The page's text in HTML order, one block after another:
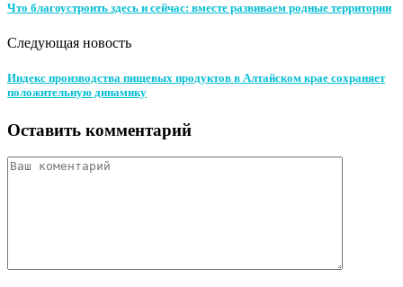
Что благоустроить здесь и сейчас: вместе развиваем родные территории
Следующая новость
Индекс производства пищевых продуктов в Алтайском крае сохраняет
положительную динамику
Оставить комментарий